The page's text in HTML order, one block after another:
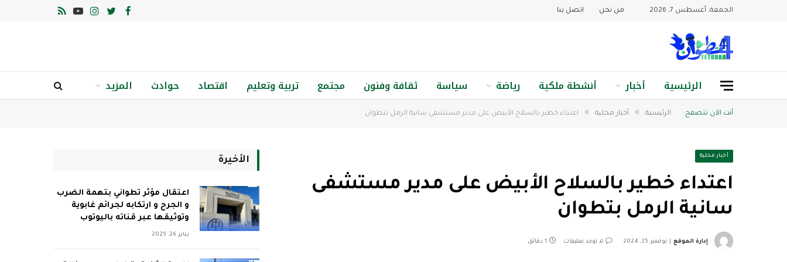
الجمعة, أغسطس 7, 2026 من نحن اتصل بنا
فيسبوك
تويتر الانستغرام
يوتيوبRSS
الرئيسية أخبار أنشطة ملكية رياضة سياسة ثقافة وفنون مجتمع تربية وتعليم اقتصاد حوادث المزيد
أنت الآن تتصفح: الرئيسية » أخبار محلية » اعتداء خطير بالسلاح الأبيض على مدير مستشفى سانية الرمل بتطوان
أخبار محلية
اعتداء خطير بالسلاح الأبيض على مدير مستشفى
سانية الرمل بتطوان
إدارة الموقع نوفمبر 25, 2024 لا توجد تعليقات 1 دقائق
الأخيرة
اعتقال مؤثر تطواني بتهمة الضرب
و الجرح و ارتكابه لجرائم غابوية
وتوثيقها عبر قناته باليوتوب
يناير 26, 2025